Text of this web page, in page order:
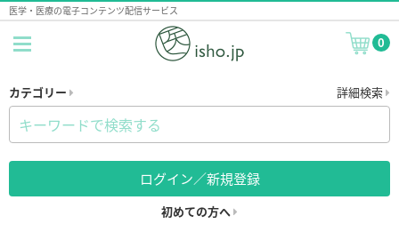
医学・医療の電子コンテンツ配信サービス
0
カテゴリー 詳細検索
ログイン／新規登録
初めての方へ